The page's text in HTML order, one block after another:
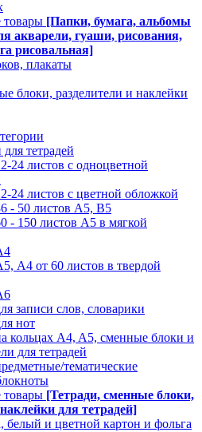
товары [Папки, бумага, альбомы
акварели, гуаши, рисования,
рисовальная]
плакаты
блоки, разделители и наклейки
тетрадей
24 листов с одноцветной
24 листов с цветной обложкой
- 50 листов A5, B5
- 150 листов А5 в мягкой
А4 от 60 листов в твердой
записи слов, словарики
нот
кольцах A4, A5, сменные блоки и
для тетрадей
тематические
товары [Тетради, сменные блоки,
для тетрадей]
белый и цветной картон и фольга